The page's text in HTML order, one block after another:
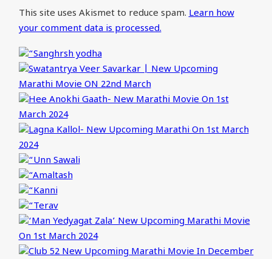
This site uses Akismet to reduce spam.Learn how
your comment data is processed.